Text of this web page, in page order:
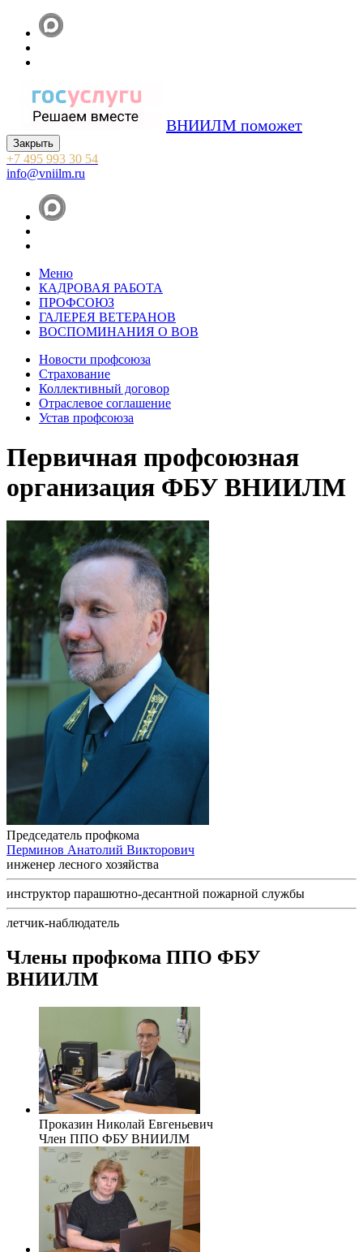
ВНИИЛМ поможет
Закрыть
+7 495 993 30 54
info@vniilm.ru
Меню
КАДРОВАЯ РАБОТА
ПРОФСОЮЗ
ГАЛЕРЕЯ ВЕТЕРАНОВ
ВОСПОМИНАНИЯ О ВОВ
Новости профсоюза
Страхование
Коллективный договор
Отраслевое соглашение
Устав профсоюза
Первичная профсоюзная
организация ФБУ ВНИИЛМ
Председатель профкома
Перминов Анатолий Викторович
инженер лесного хозяйства
инструктор парашютно-десантной пожарной службы
летчик-наблюдатель
Члены профкома ППО ФБУ
ВНИИЛМ
Проказин Николай Евгеньевич
Член ППО ФБУ ВНИИЛМ